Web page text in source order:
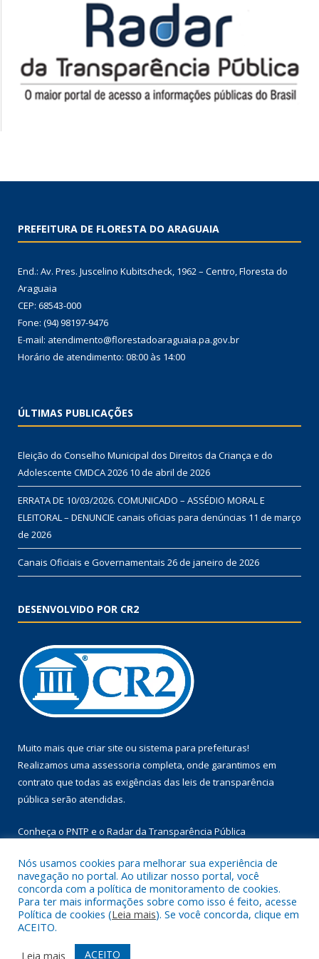
PREFEITURA DE FLORESTA DO ARAGUAIA
End.: Av. Pres. Juscelino Kubitscheck, 1962 – Centro, Floresta do
Araguaia
CEP: 68543-000
Fone: (94) 98197-9476
E-mail: atendimento@florestadoaraguaia.pa.gov.br
Horário de atendimento: 08:00 às 14:00
ÚLTIMAS PUBLICAÇÕES
Eleição do Conselho Municipal dos Direitos da Criança e do
Adolescente CMDCA 2026 10 de abril de 2026
ERRATA DE 10/03/2026. COMUNICADO – ASSÉDIO MORAL E
ELEITORAL – DENUNCIE canais oficias para denúncias 11 de março
de 2026
Canais Oficiais e Governamentais 26 de janeiro de 2026
DESENVOLVIDO POR CR2
Muito mais que criar site ou sistema para prefeituras!
Realizamos uma assessoria completa, onde garantimos em
contrato que todas as exigências das leis de transparência
pública serão atendidas.
Conheça o PNTP e o Radar da Transparência Pública
Todos os direitos reservados a Prefeitura Municipal de Floresta
do Araguaia.
Mapa do Site Acessar Área Administrativa
Nós usamos cookies para melhorar sua experiência de
navegação no portal. Ao utilizar nosso portal, você
concorda com a política de monitoramento de cookies.
Para ter mais informações sobre como isso é feito, acesse
Política de cookies (Leia mais). Se você concorda, clique em
ACEITO.
Leia mais
ACEITO